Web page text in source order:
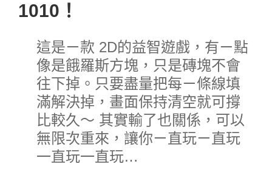
1010！
這是ㄧ款 2D的益智遊戲，有ㄧ點
像是餓羅斯方塊，只是磚塊不會
往下掉。只要盡量把每ㄧ條線填
滿解決掉，畫面保持清空就可撐
比較久～ 其實輸了也關係，可以
無限次重來，讓你ㄧ直玩ㄧ直玩
一直玩一直玩…